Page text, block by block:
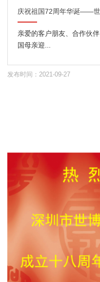
庆祝祖国72周年华诞——
亲爱的客户朋友、合作伙
国母亲迎...
发布时间：2021-09-27